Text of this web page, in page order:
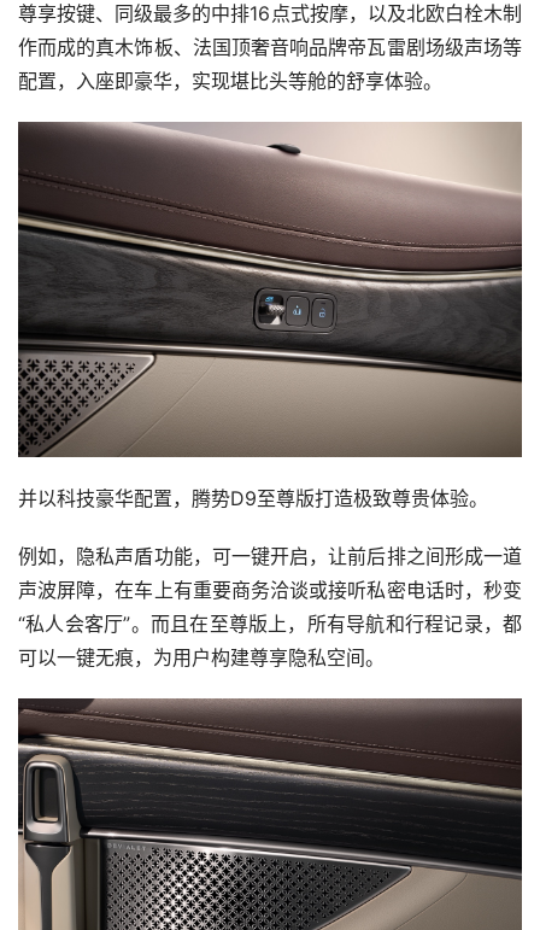
尊享按键、同级最多的中排16点式按摩，以及北欧白栓木制
作而成的真木饰板、法国顶奢音响品牌帝瓦雷剧场级声场等
配置，入座即豪华，实现堪比头等舱的舒享体验。
并以科技豪华配置，腾势D9至尊版打造极致尊贵体验。
例如，隐私声盾功能，可一键开启，让前后排之间形成一道
声波屏障，在车上有重要商务洽谈或接听私密电话时，秒变
“私人会客厅”。而且在至尊版上，所有导航和行程记录，都
可以一键无痕，为用户构建尊享隐私空间。